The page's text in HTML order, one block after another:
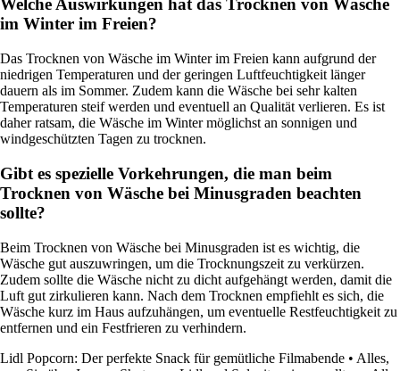
Welche Auswirkungen hat das Trocknen von Wäsche
im Winter im Freien?
Das Trocknen von Wäsche im Winter im Freien kann aufgrund der
niedrigen Temperaturen und der geringen Luftfeuchtigkeit länger
dauern als im Sommer. Zudem kann die Wäsche bei sehr kalten
Temperaturen steif werden und eventuell an Qualität verlieren. Es ist
daher ratsam, die Wäsche im Winter möglichst an sonnigen und
windgeschützten Tagen zu trocknen.
Gibt es spezielle Vorkehrungen, die man beim
Trocknen von Wäsche bei Minusgraden beachten
sollte?
Beim Trocknen von Wäsche bei Minusgraden ist es wichtig, die
Wäsche gut auszuwringen, um die Trocknungszeit zu verkürzen.
Zudem sollte die Wäsche nicht zu dicht aufgehängt werden, damit die
Luft gut zirkulieren kann. Nach dem Trocknen empfiehlt es sich, die
Wäsche kurz im Haus aufzuhängen, um eventuelle Restfeuchtigkeit zu
entfernen und ein Festfrieren zu verhindern.
Lidl Popcorn: Der perfekte Snack für gemütliche Filmabende • Alles,